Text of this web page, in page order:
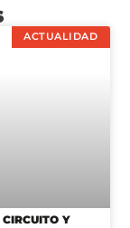
ACTUALIDAD
Y